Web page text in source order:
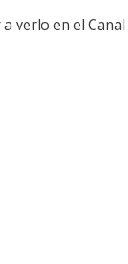
verlo en el